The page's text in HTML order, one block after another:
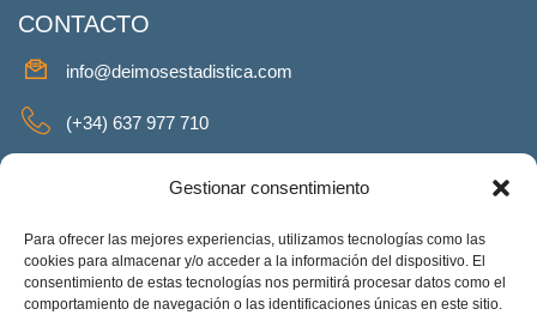
Gestionar consentimiento
Para ofrecer las mejores experiencias, utilizamos tecnologías como las
cookies para almacenar y/o acceder a la información del dispositivo. El
consentimiento de estas tecnologías nos permitirá procesar datos como el
comportamiento de navegación o las identificaciones únicas en este sitio.
CONTACTO
info@deimosestadistica.com
(+34) 637 977 710
REDES SOCIALES